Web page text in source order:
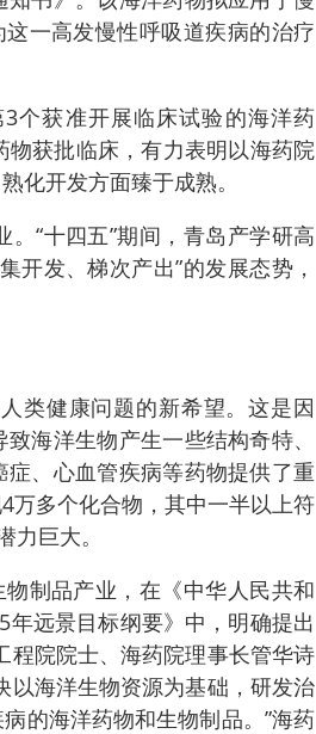
一高发慢性呼吸道疾病的治疗
3个获准开展临床试验的海洋药
获批临床，有力表明以海药院
化开发方面臻于成熟。
“十四五”期间，青岛产学研高
开发、梯次产出”的发展态势，
类健康问题的新希望。这是因
海洋生物产生一些结构奇特、
、心血管疾病等药物提供了重
万多个化合物，其中一半以上符
巨大。
制品产业，在《中华人民共和
远景目标纲要》中，明确提出
程院院士、海药院理事长管华诗
以海洋生物资源为基础，研发治
的海洋药物和生物制品。”海药